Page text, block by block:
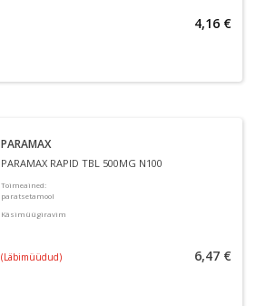
4,16 €
PARAMAX
PARAMAX RAPID TBL 500MG N100
Toimeained:
paratsetamool
Käsimüügiravim
(Läbimüüdud) 6,47 €